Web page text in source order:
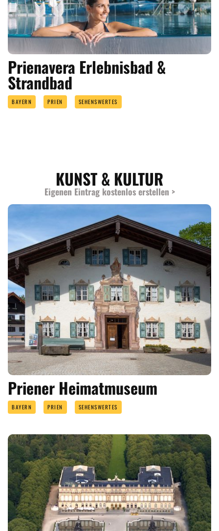
Prienavera Erlebnisbad &
Strandbad
BAYERN PRIEN SEHENSWERTES
KUNST & KULTUR
Eigenen Eintrag kostenlos erstellen >
Priener Heimatmuseum
BAYERN PRIEN SEHENSWERTES